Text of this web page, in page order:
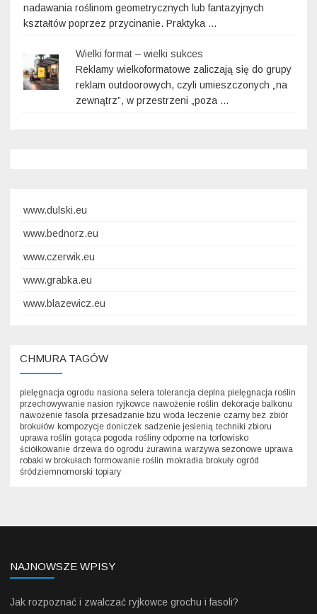
nadawania roślinom geometrycznych lub fantazyjnych
kształtów poprzez przycinanie. Praktyka …
Wielki format – wielki sukces
Reklamy wielkoformatowe zaliczają się do grupy
reklam outdoorowych, czyli umieszczonych „na
zewnątrz”, w przestrzeni „poza …
www.dulski.eu
www.bednorz.eu
www.czerwik.eu
www.grabka.eu
www.blazewicz.eu
CHMURA TAGÓW
pielęgnacja ogrodu nasiona selera tolerancja cieplna pielęgnacja roślin
przechowywanie nasion ryjkowce nawożenie roślin dekoracje balkonu
nawożenie fasola przesadzanie bzu woda leczenie czarny bez zbiór
brokułów kompozycje doniczek sadzenie jesienią techniki zbioru
uprawa roślin gorąca pogoda rośliny odporne na torfowisko
ściółkowanie drzewa do ogrodu żurawina warzywa sezonowe uprawa
robaki w brokułach formowanie roślin mokradła brokuły ogród
śródziemnomorski topiary
NAJNOWSZE WPISY
Jak rozpoznać i zwalczać ryjkowce grochu i fasoli?